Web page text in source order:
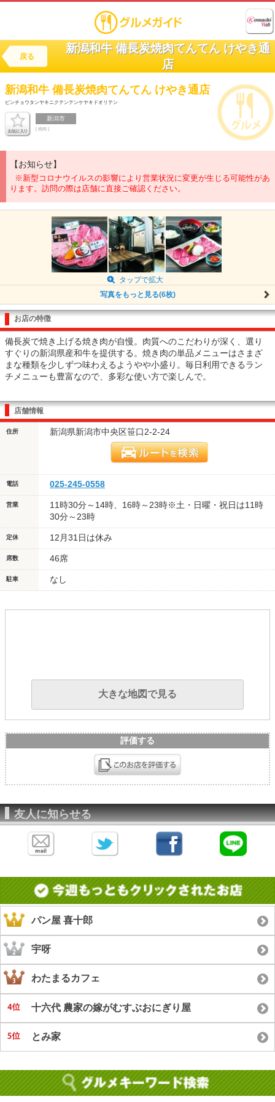
戻る
新潟和牛 備長炭焼肉てんてん けやき通
店
新潟和牛 備長炭焼肉てんてん けやき通店
ビンチョウタンヤキニクテンテンケヤキドオリテン
新潟市
[ 焼肉 ]
【お知らせ】
※新型コロナウイルスの影響により営業状況に変更が生じる可能性があ
ります。訪問の際は店舗に直接ご確認ください。
タップで拡大
写真をもっと見る(6枚)
お店の特徴
備長炭で焼き上げる焼き肉が自慢。肉質へのこだわりが深く、選り
すぐりの新潟県産和牛を提供する。焼き肉の単品メニューはさまざ
まな種類を少しずつ味わえるようやや小盛り。毎日利用できるラン
チメニューも豊富なので、多彩な使い方で楽しんで。
店舗情報
住所 新潟県新潟市中央区笹口2-2-24
電話 025-245-0558
営業
11時30分～14時、16時～23時※土・日曜・祝日は11時
30分～23時
定休 12月31日は休み
席数 46席
駐車 なし
大きな地図で見る
評価する
友人に知らせる
パン屋 喜十郎
宇呀
わたまるカフェ
十六代 農家の嫁がむすぶおにぎり屋
とみ家